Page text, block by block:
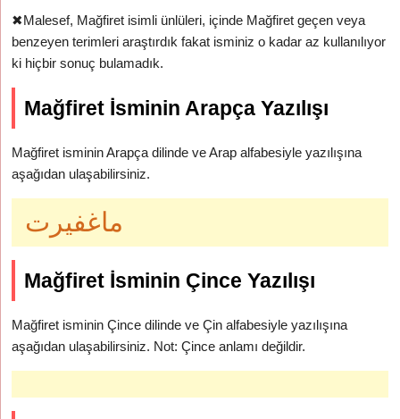
✖Malesef, Mağfiret isimli ünlüleri, içinde Mağfiret geçen veya
benzeyen terimleri araştırdık fakat isminiz o kadar az kullanılıyor
ki hiçbir sonuç bulamadık.
Mağfiret İsminin Arapça Yazılışı
Mağfiret isminin Arapça dilinde ve Arap alfabesiyle yazılışına
aşağıdan ulaşabilirsiniz.
ماغفيرت
Mağfiret İsminin Çince Yazılışı
Mağfiret isminin Çince dilinde ve Çin alfabesiyle yazılışına
aşağıdan ulaşabilirsiniz. Not: Çince anlamı değildir.